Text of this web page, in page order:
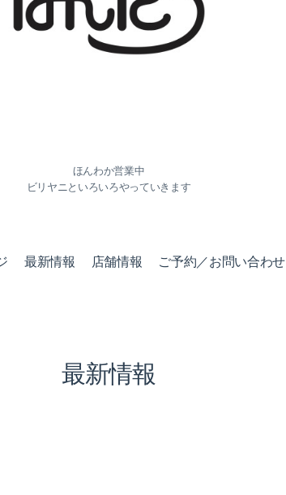
ほんわか営業中
ビリヤニといろいろやっていきます
最新情報 店舗情報 ご予約／お問い合わせ
最新情報